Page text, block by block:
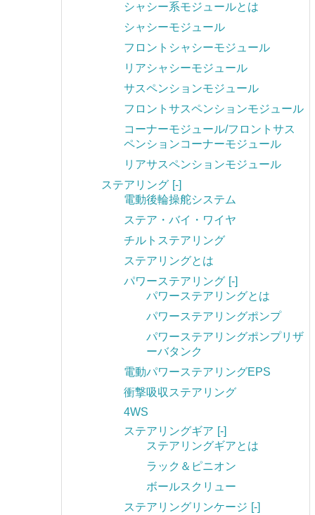
シャシー系モジュールとは
シャシーモジュール
フロントシャシーモジュール
リアシャシーモジュール
サスペンションモジュール
フロントサスペンションモジュール
コーナーモジュール/フロントサス
ペンションコーナーモジュール
リアサスペンションモジュール
ステアリング [-]
電動後輪操舵システム
ステア・バイ・ワイヤ
チルトステアリング
ステアリングとは
パワーステアリング [-]
パワーステアリングとは
パワーステアリングポンプ
パワーステアリングポンプリザ
ーバタンク
電動パワーステアリングEPS
衝撃吸収ステアリング
4WS
ステアリングギア [-]
ステアリングギアとは
ラック＆ピニオン
ボールスクリュー
ステアリングリンケージ [-]